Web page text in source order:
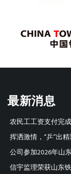
最新消息
农民工工资支付完
挥洒激情，“乒”出
公司参加2026年山
信宇监理荣获山东